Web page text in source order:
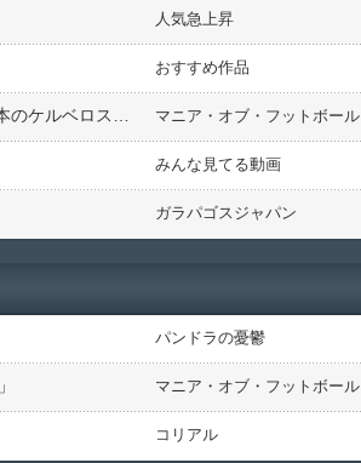
人気急上昇
おすすめ作品
マニア・オブ・フットボール
みんな見てる動画
ガラパゴスジャパン
パンドラの憂鬱
マニア・オブ・フットボール
コリアル